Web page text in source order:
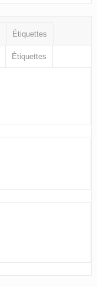
Étiquettes
Étiquettes